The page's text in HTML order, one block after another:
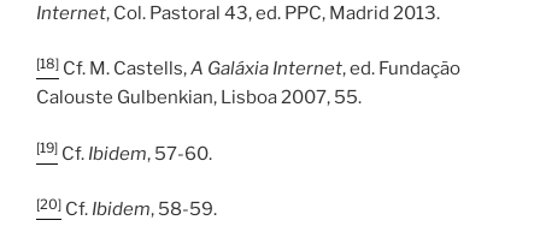
Internet, Col. Pastoral 43, ed. PPC, Madrid 2013.
[18] Cf. M. Castells,A Galáxia Internet, ed. Fundação
Calouste Gulbenkian, Lisboa 2007, 55.
[19] Cf. Ibidem, 57-60.
[20] Cf. Ibidem, 58-59.